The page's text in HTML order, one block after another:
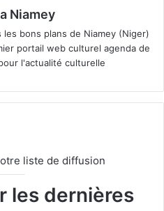
Niamey
bons plans de Niamey (Niger)
portail web culturel agenda de
l'actualité culturelle
liste de diffusion
les dernières